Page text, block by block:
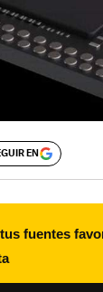
EN
fuentes